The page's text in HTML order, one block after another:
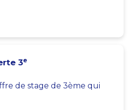
3e
de stage de 3ème qui